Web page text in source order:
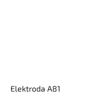
Elektroda A81